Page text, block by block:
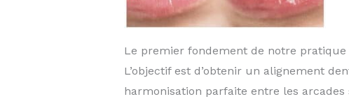
Le premier fondement de notre
L’objectif est d’obtenir un alignement
harmonisation parfaite entre les